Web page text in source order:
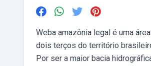
Weba amazônia legal é uma
dois terços do território
Por ser a maior bacia